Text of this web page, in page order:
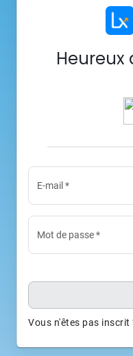
Heureux
E-mail *
Mot de passe*
Vous n'êtes pas inscrit